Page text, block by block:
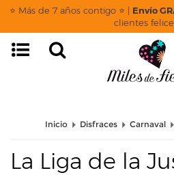
⭐ Más de 7 años contigo ⭐ | Envío
clientes
page: listado
Inicio Disfraces Carnaval
La Liga de la